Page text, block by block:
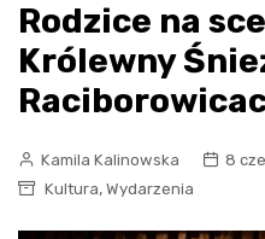
Rodzice na
Królewny
Kamila Kalinowska
8
Kultura, Wydarzenia